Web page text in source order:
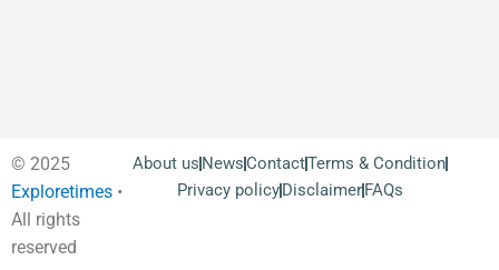
© 2025
Exploretimes •
All rights
reserved
About usNewsContactTerms & Condition
Privacy policyDisclaimerFAQs